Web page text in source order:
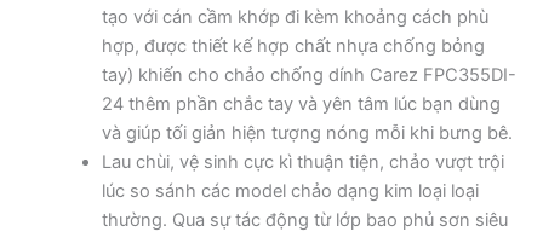
tạo với cán cầm khớp đi kèm khoảng cách phù
hợp, được thiết kế hợp chất nhựa chống bỏng
tay) khiến cho chảo chống dính Carez FPC355DI-
24 thêm phần chắc tay và yên tâm lúc bạn dùng
và giúp tối giản hiện tượng nóng mỗi khi bưng bê.
Lau chùi, vệ sinh cực kì thuận tiện, chảo vượt trội
lúc so sánh các model chảo dạng kim loại loại
thường. Qua sự tác động từ lớp bao phủ sơn siêu